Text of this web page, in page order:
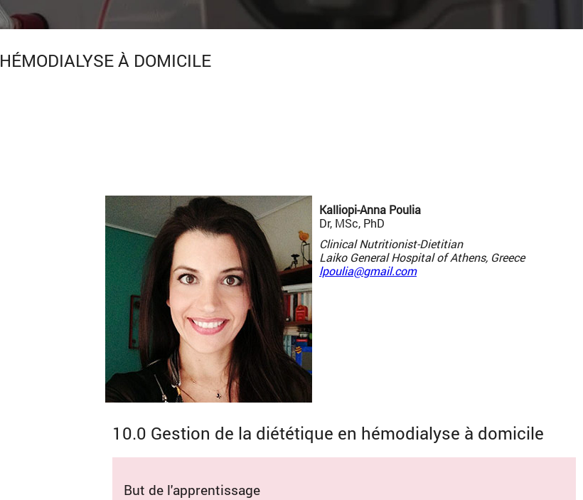
HÉMODIALYSE À DOMICILE
Kalliopi-Anna Poulia
Dr, MSc, PhD
Clinical Nutritionist-Dietitian
Laiko General Hospital of Athens, Greece
lpoulia@gmail.com
10.0 Gestion de la diététique en hémodialyse à domicile
But de l'apprentissage